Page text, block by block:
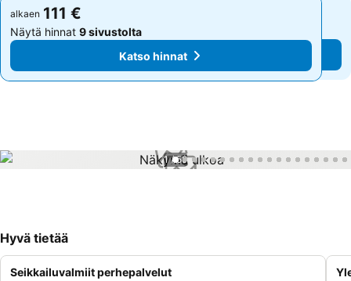
alkaen 111 €
Näytä hinnat 9 sivustolta
Katso hinnat
alkaen 111 €
Näytä hinnat 9 sivustolta
Katso hinnat
1 / 59
Hyvä tietää
Seikkailuvalmiit perhepalvelut